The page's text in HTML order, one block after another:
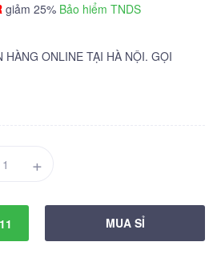
giảm 25% Bảo hiểm TNDS
ONLINE TẠI HÀ NỘI. GỌI
+
MUA SỈ